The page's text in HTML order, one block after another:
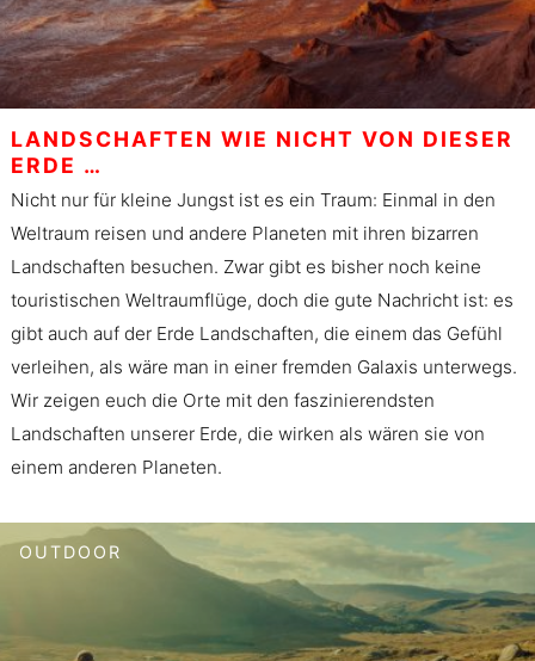
LANDSCHAFTEN WIE NICHT VON DIESER
ERDE …
Nicht nur für kleine Jungst ist es ein Traum: Einmal in den
Weltraum reisen und andere Planeten mit ihren bizarren
Landschaften besuchen. Zwar gibt es bisher noch keine
touristischen Weltraumflüge, doch die gute Nachricht ist: es
gibt auch auf der Erde Landschaften, die einem das Gefühl
verleihen, als wäre man in einer fremden Galaxis unterwegs.
Wir zeigen euch die Orte mit den faszinierendsten
Landschaften unserer Erde, die wirken als wären sie von
einem anderen Planeten.
OUTDOOR